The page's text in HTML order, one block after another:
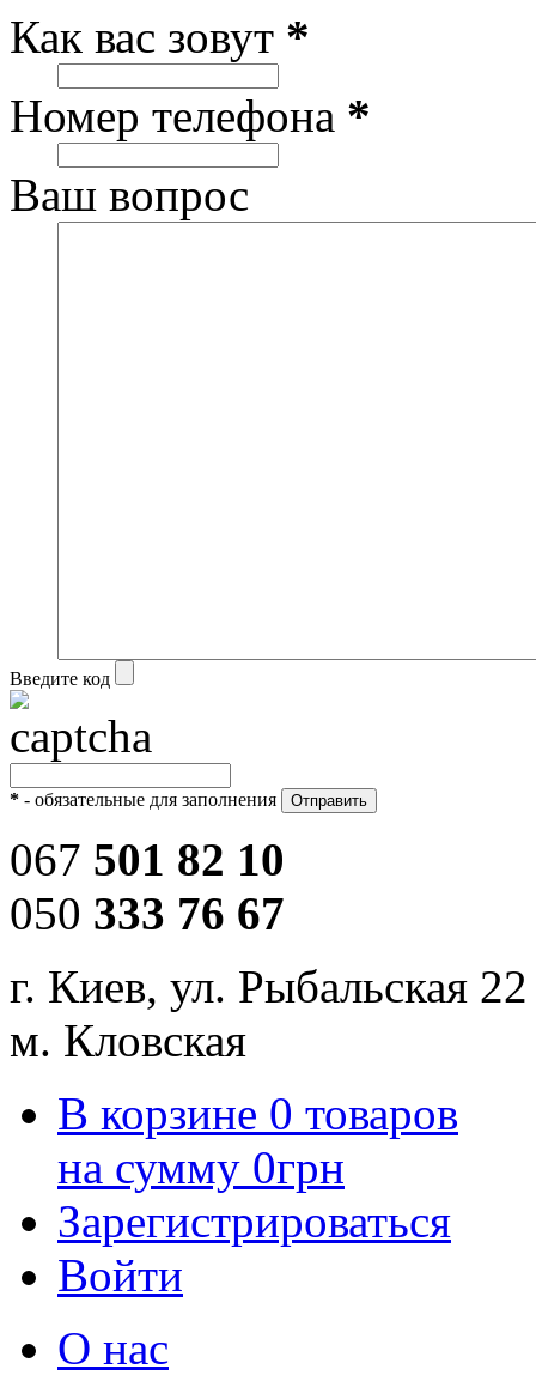
Как вас зовут *
Номер телефона *
Ваш вопрос
Введите код
* - обязательные для заполнения
067 501 82 10
050 333 76 67
г. Киев, ул. Рыбальская 22
м. Кловская
В корзине 0 товаров
на сумму 0грн
Зарегистрироваться
Войти
О нас